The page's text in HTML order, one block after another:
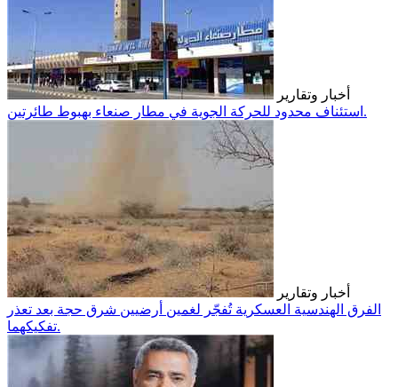
أخبار وتقارير
استئناف محدود للحركة الجوية في مطار صنعاء بهبوط طائرتين.
أخبار وتقارير
الفرق الهندسية العسكرية تُفجّر لغمين أرضيين شرق حجة بعد تعذر
تفكيكهما.